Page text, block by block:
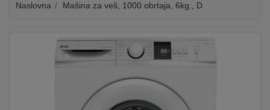
MOBILNI
Naslovna Mašina za veš, 1000 obrtaja, 6kg., D